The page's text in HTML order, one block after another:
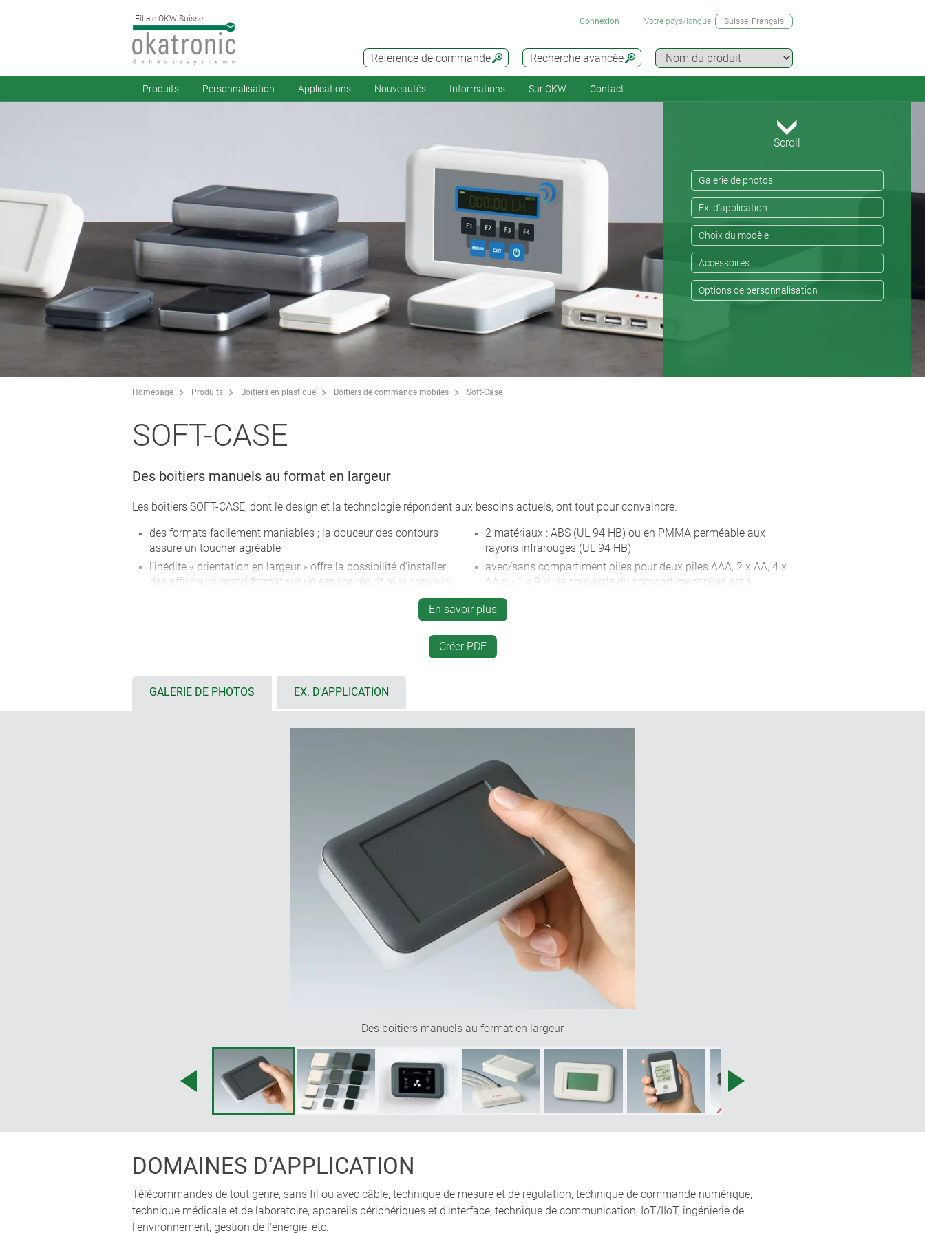
Filiale OKW Suisse
Recherche avancée
Référence de commande
Connexion Votre pays/langue Suisse, Français
Produits Personnalisation Applications Nouveautés Informations Sur OKW Contact
Scroll
Galerie de photos
Ex. d'application
Choix du modèle
Accessoires
Options de personnalisation
Homepage Produits Boitiers en plastique Boitiers de commande mobiles Soft-Case
SOFT-CASE
Des boitiers manuels au format en largeur
Les boitiers SOFT-CASE, dont le design et la technologie répondent aux besoins actuels, ont tout pour convaincre.
des formats facilement maniables ; la douceur des contours
assure un toucher agréable
l‘inédite « orientation en largeur » offre la possibilité d‘installer
des afficheurs grand format sur un espace réduit plus convivial
sur la table et boitier mural
4 tailles, avec bague intermédiaire en option pour accroître le
volume disponible ; diverses versions : ABS dans la couleur du
2 matériaux : ABS (UL 94 HB) ou en PMMA perméable aux
rayons infrarouges (UL 94 HB)
avec/sans compartiment piles pour deux piles AAA, 2 x AA, 4 x
AA ou 1 x 9 V ; le couvercle du compartiment piles est à
encliqueter ; le cas échéant, il peut être fixé par vis pour plus de
sécurité
membrane / la feuille décorative
imprimés et composants à incorporer
En savoir plus
Créer PDF
GALERIE DE PHOTOS EX. D'APPLICATION
Des boitiers manuels au format en largeur
DOMAINES D‘APPLICATION
Télécommandes de tout genre, sans fil ou avec câble, technique de mesure et de régulation, technique de commande numérique,
technique médicale et de laboratoire, appareils périphériques et d‘interface, technique de communication, IoT/IIoT, ingénierie de
l'environnement, gestion de l'énergie, etc.